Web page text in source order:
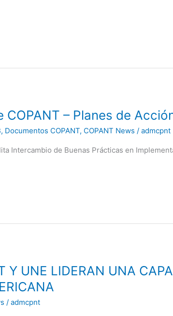
COPANT – Planes de
, Documentos COPANT, COPANT News /admcpnt
Intercambio de Buenas Prácticas en
Y UNE LIDERAN UNA
/admcpnt